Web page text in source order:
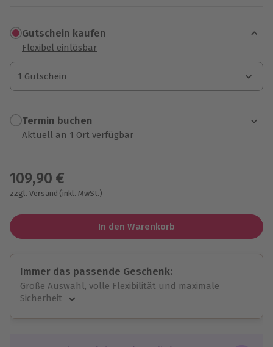
Gutschein kaufen
Flexibel einlösbar
1 Gutschein
1 Gutschein
1 Gutschein
Termin buchen
Aktuell an 1 Ort verfügbar
109,90 €
zzgl. Versand (inkl. MwSt.)
In den Warenkorb
Immer das passende Geschenk:
Große Auswahl, volle Flexibilität und maximale
Sicherheit